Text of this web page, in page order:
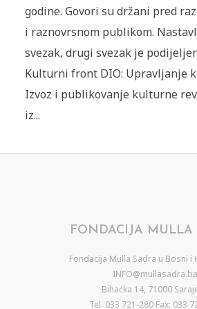
godine. Govori su držani pred
i raznovrsnom publikom.
svezak, drugi svezak je
Kulturni front DIO: Upravljanje
Izvoz i publikovanje kulturne
iz...
FONDACIJA MULLA
Fondacija Mulla Sadra u Bosni i
INFO@mullasadra.ba
Bihaćka 14, 71000
Tel. 033 721-280 Fax: 033